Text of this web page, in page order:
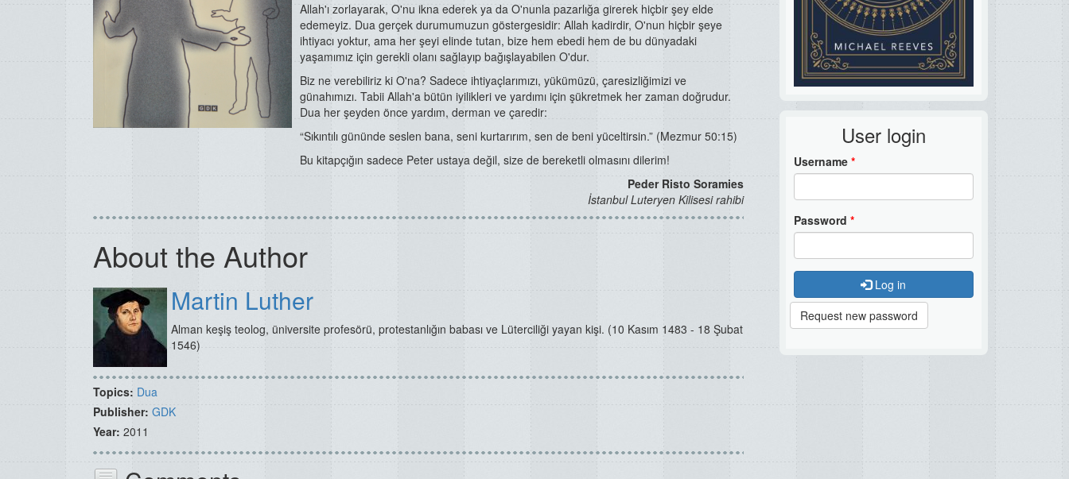
User login
Username *
Password *
Log in
Request new password
Allah'ı zorlayarak, O'nu ikna ederek ya da O'nunla pazarlığa girerek hiçbir şey elde
edemeyiz. Dua gerçek durumumuzun göstergesidir: Allah kadirdir, O'nun hiçbir şeye
ihtiyacı yoktur, ama her şeyi elinde tutan, bize hem ebedi hem de bu dünyadaki
yaşamımız için gerekli olanı sağlayıp bağışlayabilen O'dur.
Biz ne verebiliriz ki O'na? Sadece ihtiyaçlarımızı, yükümüzü, çaresizliğimizi ve
günahımızı. Tabii Allah'a bütün iyilikleri ve yardımı için şükretmek her zaman doğrudur.
Dua her şeyden önce yardım, derman ve çaredir:
“Sıkıntılı gününde seslen bana, seni kurtarırım, sen de beni yüceltirsin.” (Mezmur 50:15)
Bu kitapçığın sadece Peter ustaya değil, size de bereketli olmasını dilerim!
Peder Risto Soramies
İstanbul Luteryen Kilisesi rahibi
About the Author
Martin Luther
Alman keşiş teolog, üniversite profesörü, protestanlığın babası ve Lüterciliği yayan kişi. (10 Kasım 1483 - 18 Şubat
1546)
Topics: Dua
Publisher: GDK
Year: 2011